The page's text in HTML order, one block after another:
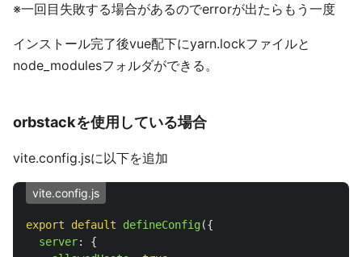
※一回目失敗する場合があるのでerrorが出たらもう一度
インストール完了後vue配下にyarn.lockファイルと
node_modulesフォルダができる。
orbstackを使用している場合
vite.config.jsに以下を追加
vite.config.js
export default defineConfig({
server:
{